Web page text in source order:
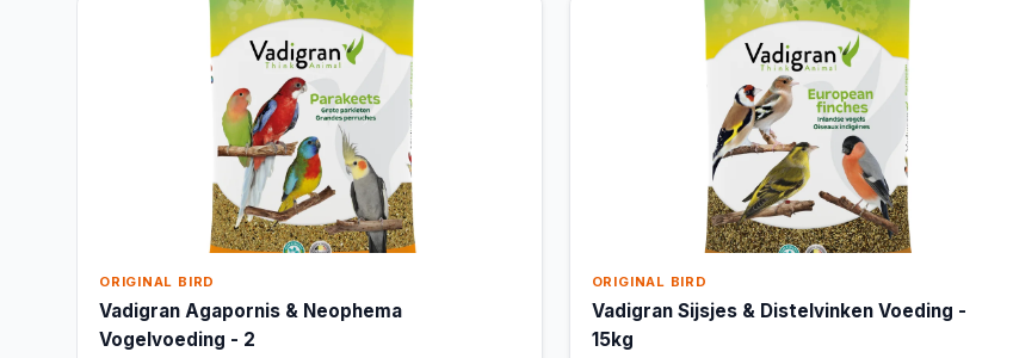
ORIGINAL BIRD
Vadigran Agapornis & Neophema
Vogelvoeding - 2
ORIGINAL BIRD
Vadigran Sijsjes & Distelvinken Voeding -
15kg